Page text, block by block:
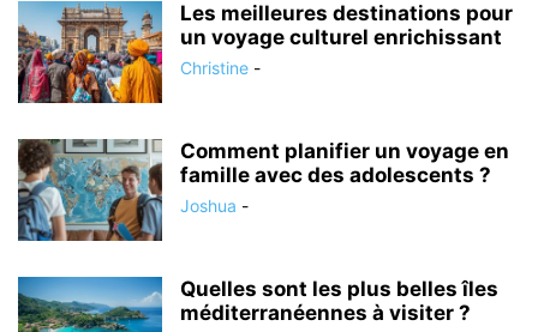
Les meilleures destinations pour
un voyage culturel enrichissant
Christine -
Comment planifier un voyage en
famille avec des adolescents ?
Joshua -
Quelles sont les plus belles îles
méditerranéennes à visiter ?